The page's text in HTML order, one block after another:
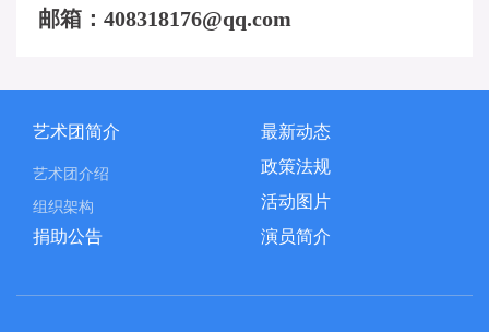
邮箱：408318176@qq.com
艺术团简介
艺术团介绍
组织架构
最新动态
政策法规
活动图片
捐助公告
演员简介